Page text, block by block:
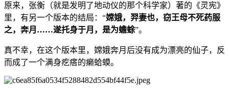
原来，张衡（就是发明了地动仪的那个科学家）著的《灵宪》
里，有另一个版本的结局：“嫦娥，羿妻也，窃王母不死药服
之，奔月……遂托身于月，是为蟾蜍”。
真不幸，在这个版本里，嫦娥奔月后没有成为漂亮的仙子，反
而成了一个满身疙瘩的癞蛤蟆。